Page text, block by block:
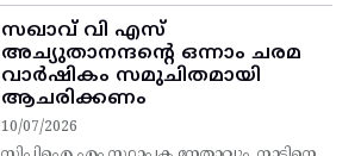
സഖാവ് വി എസ്‌
അച്യുതാനന്ദന്റെ ഒന്നാം ചരമ
വാര്‍ഷികം സമുചിതമായി
ആചരിക്കണം
10/07/2026